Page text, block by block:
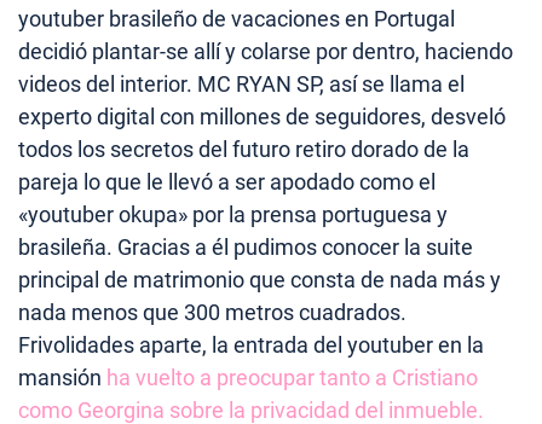
youtuber brasileño de vacaciones en Portugal
decidió plantar-se allí y colarse por dentro, haciendo
videos del interior. MC RYAN SP, así se llama el
experto digital con millones de seguidores, desveló
todos los secretos del futuro retiro dorado de la
pareja lo que le llevó a ser apodado como el
«youtuber okupa» por la prensa portuguesa y
brasileña. Gracias a él pudimos conocer la suite
principal de matrimonio que consta de nada más y
nada menos que 300 metros cuadrados.
Frivolidades aparte, la entrada del youtuber en la
mansión ha vuelto a preocupar tanto a Cristiano
como Georgina sobre la privacidad del inmueble.